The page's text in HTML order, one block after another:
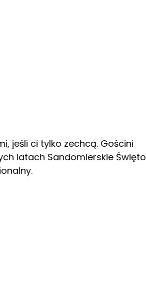
jeśli ci tylko zechcą. Gościni
latach Sandomierskie Święto